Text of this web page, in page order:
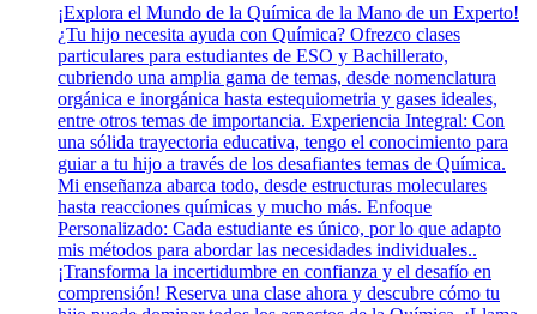
¡Explora el Mundo de la Química de la Mano de un Experto!
¿Tu hijo necesita ayuda con Química? Ofrezco clases
particulares para estudiantes de ESO y Bachillerato,
cubriendo una amplia gama de temas, desde nomenclatura
orgánica e inorgánica hasta estequiometria y gases ideales,
entre otros temas de importancia. Experiencia Integral: Con
una sólida trayectoria educativa, tengo el conocimiento para
guiar a tu hijo a través de los desafiantes temas de Química.
Mi enseñanza abarca todo, desde estructuras moleculares
hasta reacciones químicas y mucho más. Enfoque
Personalizado: Cada estudiante es único, por lo que adapto
mis métodos para abordar las necesidades individuales..
¡Transforma la incertidumbre en confianza y el desafío en
comprensión! Reserva una clase ahora y descubre cómo tu